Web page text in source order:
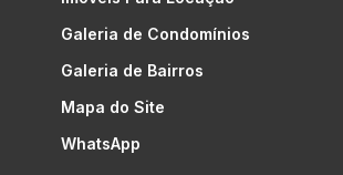
Galeria de Condomínios
Galeria de Bairros
Mapa do Site
WhatsApp